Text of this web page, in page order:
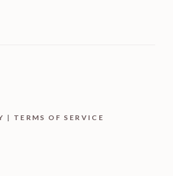
| TERMS OF SERVICE